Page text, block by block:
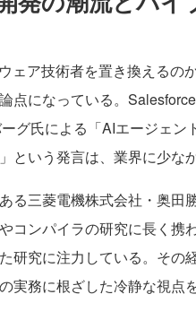
ェア技術者を置き換えるの
点になっている。
グ氏による「AIエージェン
という発言は、業界に少な
る三菱電機株式会社・奥田
コンパイラの研究に長く携
研究に注力している。その
実務に根ざした冷静な視点